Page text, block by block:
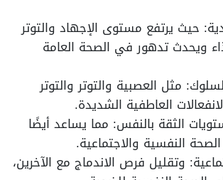
حيث يرتفع مستوى الإجهاد والتوتر
ويحدث تدهور في الصحة العامة
مثل العصبية والتوتر والتوتر
العاطفية الشديدة.
الثقة بالنفس: مما يساعد أيضًا
النفسية والاجتماعية.
وتقليل فرص الاندماج مع الآخرين،